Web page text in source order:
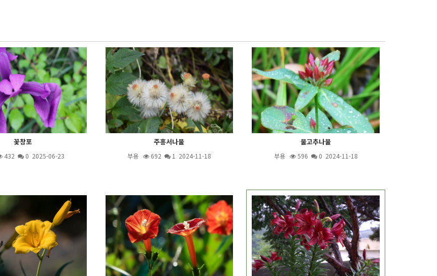
꽃창포
432 0 2025-06-23
주홍서나물
부용 692 1 2024-11-18
물고추나물
부용 596 0 2024-11-18